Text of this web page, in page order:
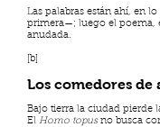
Las palabras están ahí, en
primera—; luego el poema,
anudada.
[b]
Los comedores de
Bajo tierra la ciudad pierde
El Homo topusno busca